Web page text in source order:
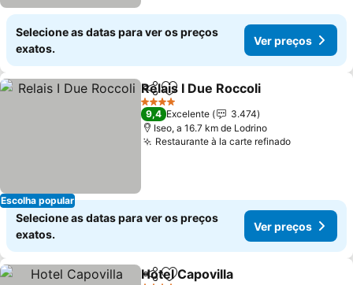
Selecione as datas para ver os preços
exatos.
Ver preços
Escolha popular
PartilharAdicionar aos favoritos
Relais I Due Roccoli
4 Estrelas
9,4 Excelente
3.474
Iseo, a 16.7 km de Lodrino
Restaurante à la carte refinadoVer
Selecione as datas para ver os preços
exatos.
Ver preços
Partilhar
Hotel Capovilla